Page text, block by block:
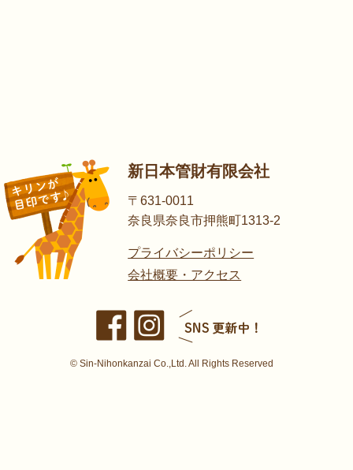
新日本管財有限会社
〒631-0011
奈良県奈良市押熊町1313-2
プライバシーポリシー
会社概要・アクセス
© Sin-Nihonkanzai Co.,Ltd. All Rights Reserved